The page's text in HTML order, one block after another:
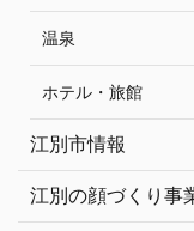
温泉
ホテル・旅館
江別市情報
江別の顔づくり事